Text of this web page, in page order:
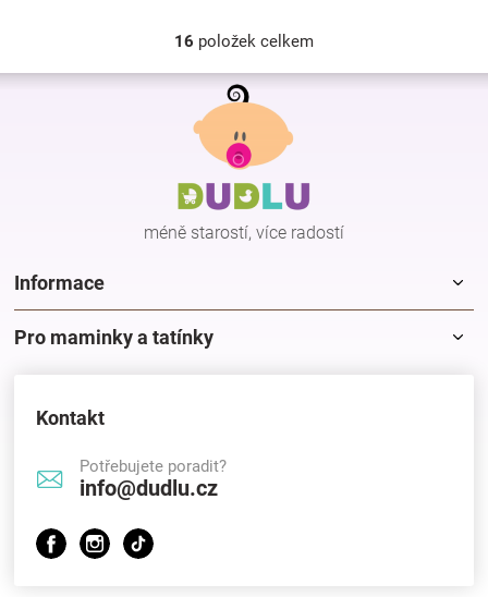
O
v
l
d
a
c
í
p
r
16 položek celkem
Z
méně starostí, více radostí
Informace
Pro maminky a tatínky
Kontakt
Potřebujete poradit?
info@dudlu.cz